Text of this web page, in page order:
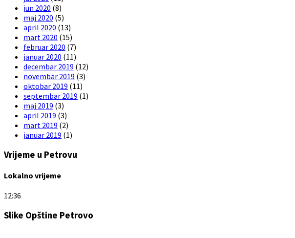
jun 2020 (8)
maj 2020 (5)
april 2020 (13)
mart 2020 (15)
februar 2020 (7)
januar 2020 (11)
decembar 2019 (12)
novembar 2019 (3)
oktobar 2019 (11)
septembar 2019 (1)
maj 2019 (3)
april 2019 (3)
mart 2019 (2)
januar 2019 (1)
Vrijeme u Petrovu
Lokalno vrijeme
12:36
Slike Opštine Petrovo